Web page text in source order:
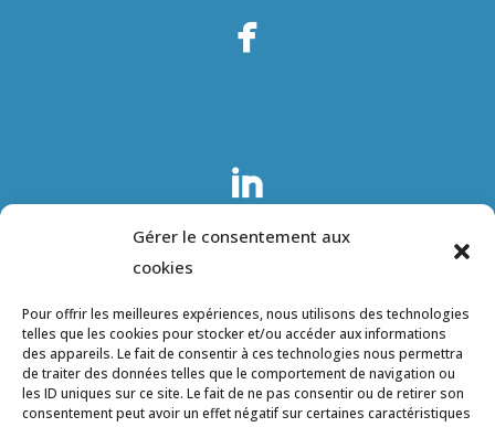
Gérer le consentement aux
cookies
Pour offrir les meilleures expériences, nous utilisons des technologies
telles que les cookies pour stocker et/ou accéder aux informations
des appareils. Le fait de consentir à ces technologies nous permettra
de traiter des données telles que le comportement de navigation ou
les ID uniques sur ce site. Le fait de ne pas consentir ou de retirer son
consentement peut avoir un effet négatif sur certaines caractéristiques